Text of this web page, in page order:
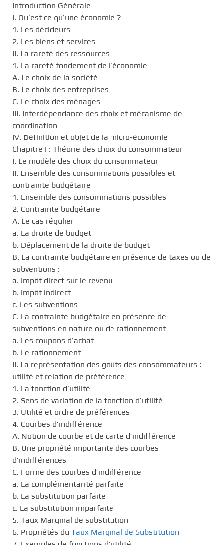
Introduction Générale
I. Qu’est ce qu’une économie ?
1. Les décideurs
2. Les biens et services
II. La rareté des ressources
1. La rareté fondement de l’économie
A. Le choix de la société
B. Le choix des entreprises
C. Le choix des ménages
III. Interdépendance des choix et mécanisme de
coordination
IV. Définition et objet de la micro-économie
Chapitre I : Théorie des choix du consommateur
I. Le modèle des choix du consommateur
II. Ensemble des consommations possibles et
contrainte budgétaire
1. Ensemble des consommations possibles
2. Contrainte budgétaire
A. Le cas régulier
a. La droite de budget
b. Déplacement de la droite de budget
B. La contrainte budgétaire en présence de taxes ou de
subventions :
a. Impôt direct sur le revenu
b. Impôt indirect
c. Les subventions
C. La contrainte budgétaire en présence de
subventions en nature ou de rationnement
a. Les coupons d’achat
b. Le rationnement
II. La représentation des goûts des consommateurs :
utilité et relation de préférence
1. La fonction d’utilité
2. Sens de variation de la fonction d’utilité
3. Utilité et ordre de préférences
4. Courbes d’indifférence
A. Notion de courbe et de carte d’indifférence
B. Une propriété importante des courbes
d’indifférences
C. Forme des courbes d’indifférence
a. La complémentarité parfaite
b. La substitution parfaite
c. La substitution imparfaite
5. Taux Marginal de substitution
6. Propriétés du Taux Marginal de Substitution